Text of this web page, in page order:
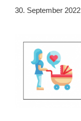
30. September 2022